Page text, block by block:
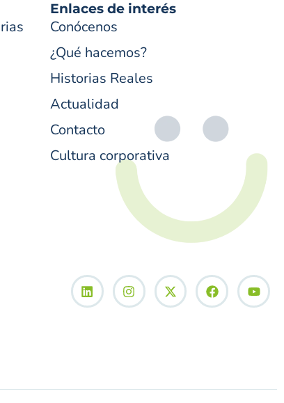
Enlaces de interés
Conócenos
¿Qué hacemos?
Historias Reales
Actualidad
Contacto
Cultura corporativa